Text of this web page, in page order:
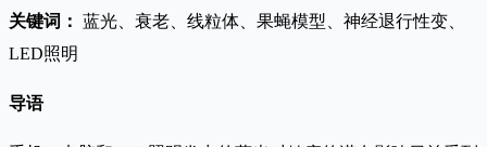
关键词： 蓝光、衰老、线粒体、果蝇模型、神经退行性变、
LED照明
导语